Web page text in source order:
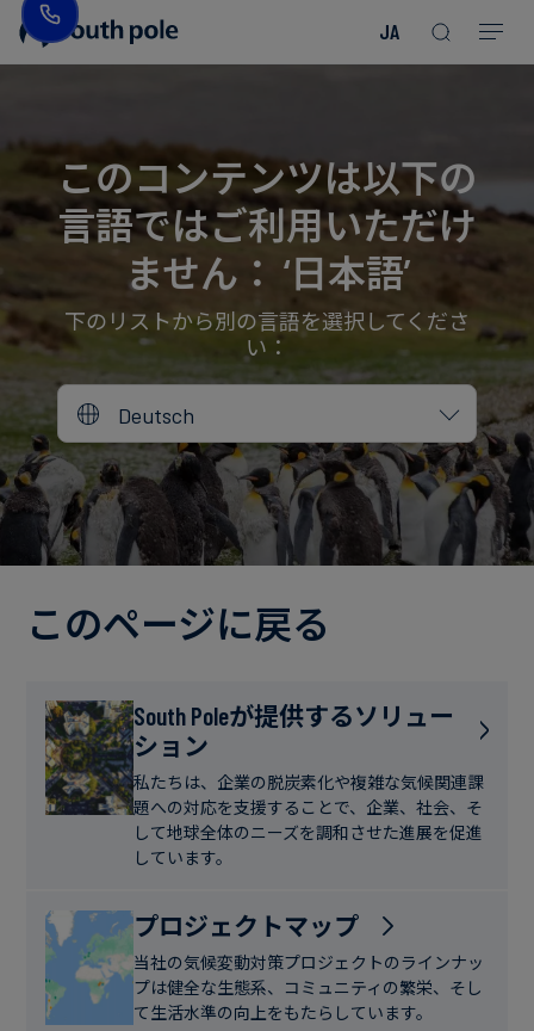
JA
役
員
紹
介
所
地
誠
実
へ
り
み
ァ
ッ
シ
ョ
ン
エ
ル
ギ
ー・
電
ガ
ス
食
飲
料
ス
テ
ナ
ブ
ク
ト
を
見
る
レ
ポ
ー
ト
後
イ
ベ
ン
ト
ブ
ロ
ー
ス
ス
デ
ィ
ニ
Read more
Read more
Read more
Read more
Read more
Read more
Read more
Read more
Read more Read more
このコンテンツは以下の
言語ではご利用いただけ
ません： ‘日本語’
下のリストから別の言語を選択してくださ
い：
Deutsch
このページに戻る
South Poleが提供するソリュー
ション
私たちは、企業の脱炭素化や複雑な気候関連課
題への対応を支援することで、企業、社会、そ
して地球全体のニーズを調和させた進展を促進
しています。
プロジェクトマップ
当社の気候変動対策プロジェクトのラインナッ
プは健全な生態系、コミュニティの繁栄、そし
て生活水準の向上をもたらしています。